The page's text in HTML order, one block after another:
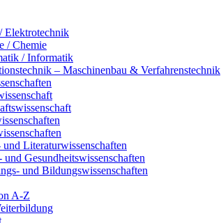
Elektrotechnik
/ Chemie
/ Informatik
– Maschinenbau & Verfahrenstechnik
Literaturwissenschaften
Gesundheitswissenschaften
und Bildungswissenschaften
A-Z